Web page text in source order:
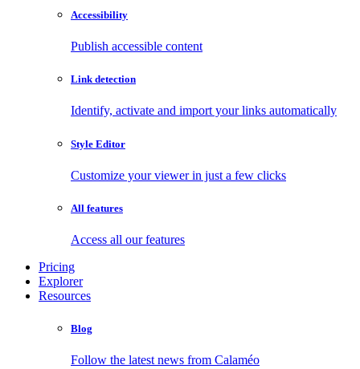
Accessibility
Publish accessible content
Link detection
Identify, activate and import your links automatically
Style Editor
Customize your viewer in just a few clicks
All features
Access all our features
Pricing
Explorer
Resources
Blog
Follow the latest news from Calaméo